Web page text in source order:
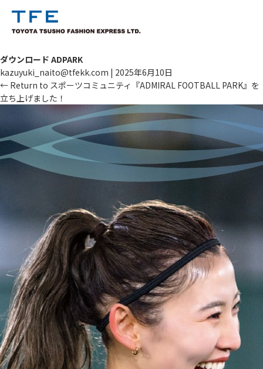
ダウンロード ADPARK
kazuyuki_naito@tfekk.com | 2025年6月10日
← Return to スポーツコミュニティ『ADMIRAL FOOTBALL PARK』を
立ち上げました！